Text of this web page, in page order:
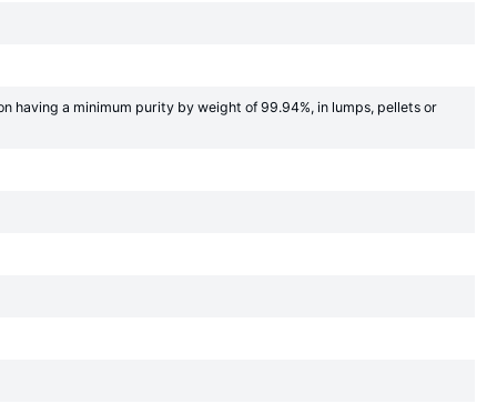
having a minimum purity by weight of 99.94%, in lumps, pellets or